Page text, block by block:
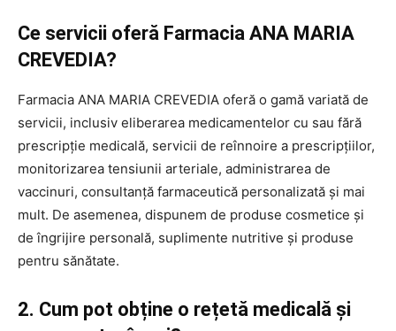
Ce servicii oferă Farmacia ANA MARIA
CREVEDIA?
Farmacia ANA MARIA CREVEDIA oferă o gamă variată de
servicii, inclusiv eliberarea medicamentelor cu sau fără
prescripție medicală, servicii de reînnoire a prescripțiilor,
monitorizarea tensiunii arteriale, administrarea de
vaccinuri, consultanță farmaceutică personalizată și mai
mult. De asemenea, dispunem de produse cosmetice și
de îngrijire personală, suplimente nutritive și produse
pentru sănătate.
2. Cum pot obține o rețetă medicală și